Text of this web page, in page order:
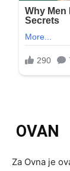
OVAN
Za Ovna je